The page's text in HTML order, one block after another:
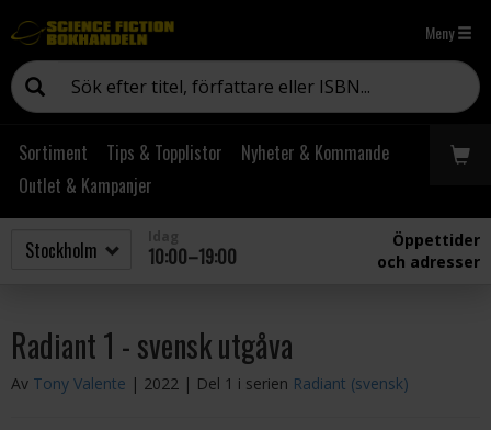
Meny
Sortiment Tips & Topplistor
Nyheter & Kommande
Outlet & Kampanjer
10:00–19:00
Öppettider
och adresser
Radiant 1 - svensk utgåva
Av Tony Valente | 2022 | Del 1 i serien Radiant (svensk)